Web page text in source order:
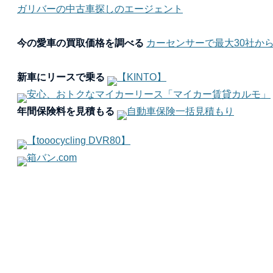
ガリバーの中古車探しのエージェント
今の愛車の買取価格を調べる カーセンサーで最大30社か
新車にリースで乗る
【KINTO】
安心、おトクなマイカーリース「マイカー賃貸カルモ」
年間保険料を見積もる
自動車保険一括見積もり
【tooocycling DVR80】
箱バン.com